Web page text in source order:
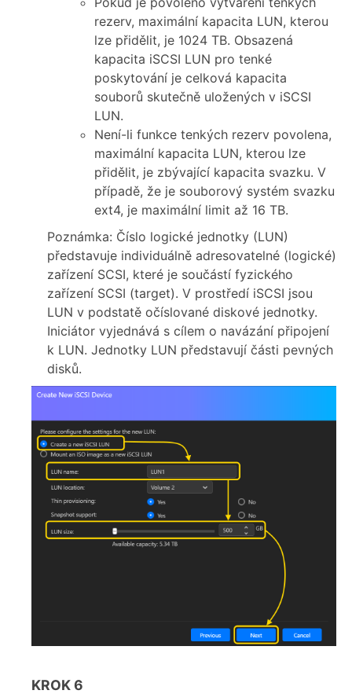
rezerv, maximální kapacita LUN, kterou
lze přidělit, je 1024 TB. Obsazená
kapacita iSCSI LUN pro tenké
poskytování je celková kapacita
souborů skutečně uložených v iSCSI
LUN.
Není-li funkce tenkých rezerv povolena,
maximální kapacita LUN, kterou lze
přidělit, je zbývající kapacita svazku. V
případě, že je souborový systém svazku
ext4, je maximální limit až 16 TB.
Poznámka: Číslo logické jednotky (LUN)
představuje individuálně adresovatelné (logické)
zařízení SCSI, které je součástí fyzického
zařízení SCSI (target). V prostředí iSCSI jsou
LUN v podstatě očíslované diskové jednotky.
Iniciátor vyjednává s cílem o navázání připojení
k LUN. Jednotky LUN představují části pevných
disků.
KROK 6